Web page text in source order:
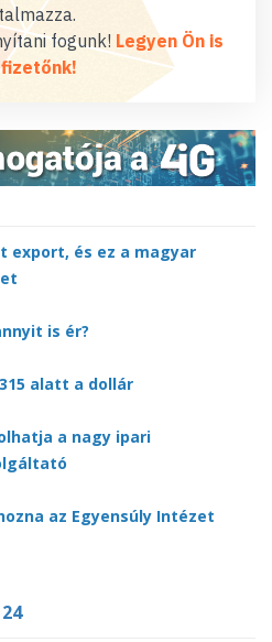
fogunk! Legyen Ön is
export, és ez a magyar
is ér?
alatt a dollár
a nagy ipari
az Egyensúly Intézet
24